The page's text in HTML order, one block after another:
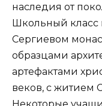
наследия от
Школьный класс
Сергиевом
образцами
артефактами
веков, с житием